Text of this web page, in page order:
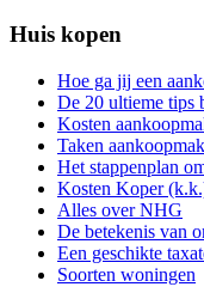
Huis kopen
Hoe ga jij een
De 20 ultieme tips
Kosten
Taken
Het stappenplan
Kosten Koper
Alles over NHG
De betekenis van
Een geschikte
Soorten woningen